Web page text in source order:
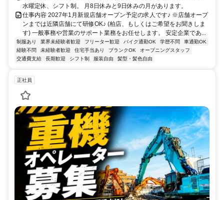
水曜定休、シフト制。 月8日休みと9日休みの月があります。
仕事内容 2027年1月新規店舗オープン予定の求人です♪ ※店舗オープ
ンまでは近隣店舗にて研修OK♪ (柏店、もしくはご希望をお聞きしま
す) 一般事務や営業のサポート業務をお任せします。 安定企業であ...
制服あり 業界未経験者歓迎 フリーター歓迎 バイク通勤OK 学歴不問
車通勤OK
経験不問
未経験者歓迎 住宅手当あり ブランクOK
オープニングスタッフ
交通費支給
長期歓迎 シフト制 服装自由 髪型・髪色自由
正社員